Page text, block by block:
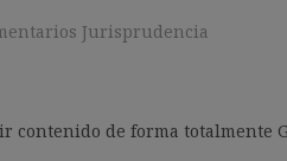
Jurisprudencia
contenido de forma totalmente